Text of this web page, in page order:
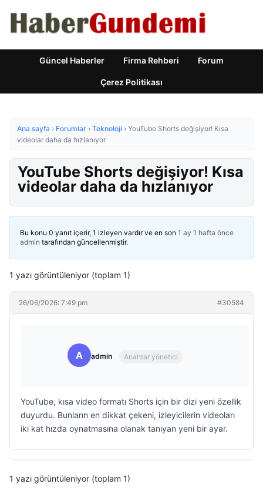
Güncel Haberler Firma Rehberi Forum
Çerez Politikası
Ana sayfa › Forumlar › Teknoloji › YouTube Shorts değişiyor! Kısa
videolar daha da hızlanıyor
YouTube Shorts değişiyor! Kısa
videolar daha da hızlanıyor
Bu konu 0 yanıt içerir, 1 izleyen vardır ve en son 1 ay 1 hafta önce
admin tarafından güncellenmiştir.
1 yazı görüntüleniyor (toplam 1)
26/06/2026: 7:49 pm #30584
A admin Anahtar yönetici
YouTube, kısa video formatı Shorts için bir dizi yeni özellik
duyurdu. Bunların en dikkat çekeni, izleyicilerin videoları
iki kat hızda oynatmasına olanak tanıyan yeni bir ayar.
1 yazı görüntüleniyor (toplam 1)